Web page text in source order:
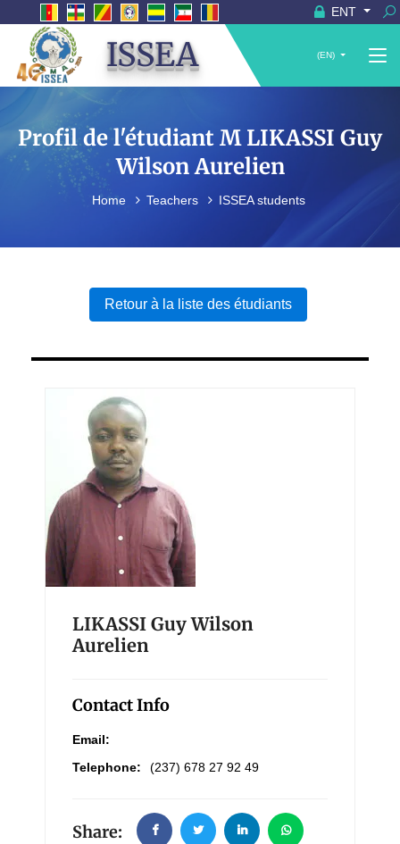
ENT
ISSEA (EN)
Profil de l'étudiant M LIKASSI Guy
Wilson Aurelien
Home Teachers ISSEA students
Retour à la liste des étudiants
LIKASSI Guy Wilson
Aurelien
Contact Info
Email:
Telephone:
(237) 678 27 92 49
Share: